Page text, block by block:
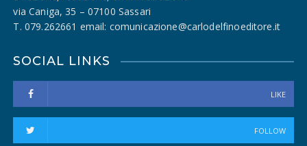
via Caniga, 35 – 07100 Sassari
T. 079.262661 email: comunicazione@carlodelfinoeditore.it
SOCIAL LINKS
LIKE
FOLLOW